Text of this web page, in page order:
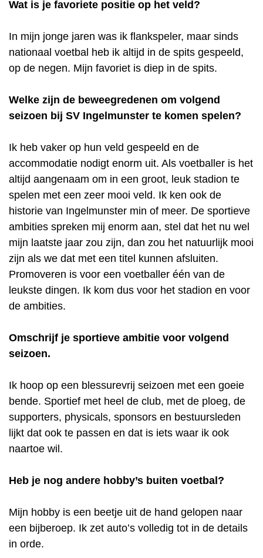
Wat is je favoriete positie op het veld?
In mijn jonge jaren was ik flankspeler, maar sinds
nationaal voetbal heb ik altijd in de spits gespeeld,
op de negen. Mijn favoriet is diep in de spits.
Welke zijn de beweegredenen om volgend
seizoen bij SV Ingelmunster te komen spelen?
Ik heb vaker op hun veld gespeeld en de
accommodatie nodigt enorm uit. Als voetballer is het
altijd aangenaam om in een groot, leuk stadion te
spelen met een zeer mooi veld. Ik ken ook de
historie van Ingelmunster min of meer. De sportieve
ambities spreken mij enorm aan, stel dat het nu wel
mijn laatste jaar zou zijn, dan zou het natuurlijk mooi
zijn als we dat met een titel kunnen afsluiten.
Promoveren is voor een voetballer één van de
leukste dingen. Ik kom dus voor het stadion en voor
de ambities.
Omschrijf je sportieve ambitie voor volgend
seizoen.
Ik hoop op een blessurevrij seizoen met een goeie
bende. Sportief met heel de club, met de ploeg, de
supporters, physicals, sponsors en bestuursleden
lijkt dat ook te passen en dat is iets waar ik ook
naartoe wil.
Heb je nog andere hobby’s buiten voetbal?
Mijn hobby is een beetje uit de hand gelopen naar
een bijberoep. Ik zet auto’s volledig tot in de details
in orde.